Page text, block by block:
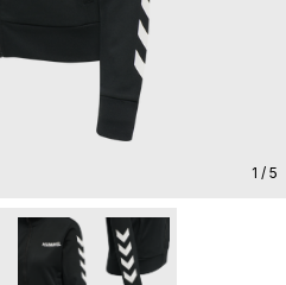
1 / 5